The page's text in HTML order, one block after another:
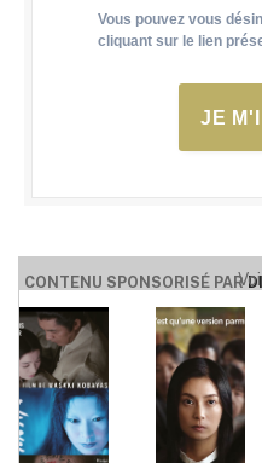
Vous pouvez vous
cliquant sur le lien
JE
CONTENU SPONSORISÉ PAR